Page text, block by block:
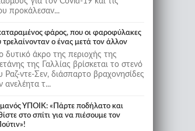
προκάλεσαν...
φάρος, που οι φαροφύλακες
τρελαίνονταν ο ένας μετά τον άλλον
δυτικό άκρο της περιοχής της
της Γαλλίας βρίσκεται το στενό
Ραζ-ντε-Σεν, διάσπαρτο βραχονησίδες
ανελέητα τ...
ΥΠΟΙΚ: «Πάρτε ποδήλατο και
στο σπίτι για να πιέσουμε τον